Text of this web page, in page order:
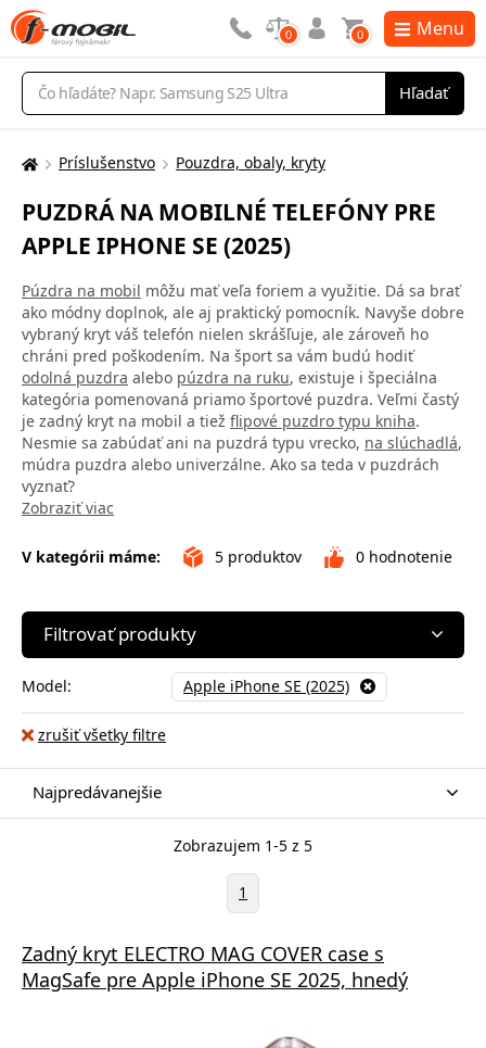
Vyhľadávanie
Hľadať
0 0 Menu
Tu
nachádzate:
Príslušenstvo Pouzdra, obaly, kryty
PUZDRÁ NA MOBILNÉ TELEFÓNY PRE
APPLE IPHONE SE (2025)
Púzdra na mobil môžu mať veľa foriem a využitie. Dá sa brať
ako módny doplnok, ale aj praktický pomocník. Navyše dobre
vybraný kryt váš telefón nielen skrášľuje, ale zároveň ho
chráni pred poškodením. Na šport sa vám budú hodiť
odolná puzdra alebo púzdra na ruku, existuje i špeciálna
kategória pomenovaná priamo športové puzdra. Veľmi častý
je zadný kryt na mobil a tiež flipové puzdro typu kniha.
Nesmie sa zabúdať ani na puzdrá typu vrecko, na slúchadlá,
múdra puzdra alebo univerzálne. Ako sa teda v puzdrách
vyznať?
Zobraziť viac
V kategórii máme: 5 produktov 0 hodnotenie
Filtrovať produkty
Model: Apple iPhone SE (2025)
zrušiť všetky filtre
Najpredávanejšie
Zobrazujem 1-5 z 5
1
Zadný kryt ELECTRO MAG COVER case s
MagSafe pre Apple iPhone SE 2025, hnedý